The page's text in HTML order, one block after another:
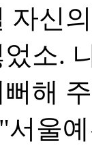
자신
소.
해
서울